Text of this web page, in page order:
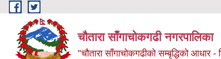
Skip to main content
चौतारा साँगाचोकगढी नगरपालिका
"चौतारा साँगाचोकगढीको सम्बृद्धिको आधार -